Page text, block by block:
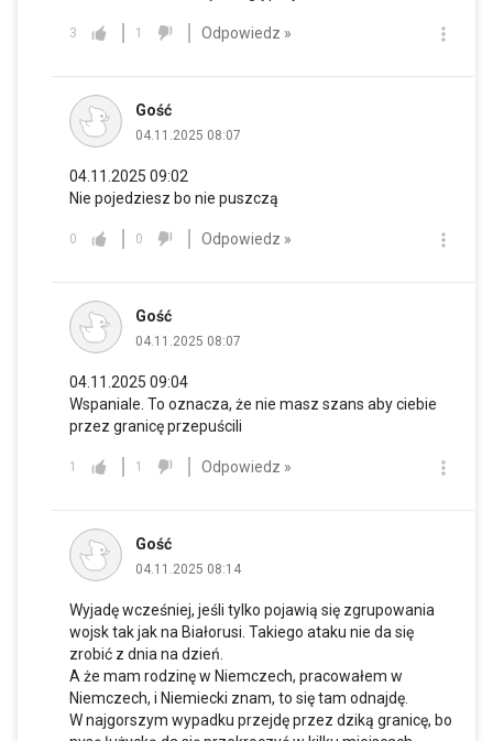
3 1 Odpowiedz »
Gość
04.11.2025 08:07
04.11.2025 09:02
Nie pojedziesz bo nie puszczą
0 0 Odpowiedz »
Gość
04.11.2025 08:07
04.11.2025 09:04
Wspaniale. To oznacza, że nie masz szans aby ciebie
przez granicę przepuścili
1 1 Odpowiedz »
Gość
04.11.2025 08:14
Wyjadę wcześniej, jeśli tylko pojawią się zgrupowania
wojsk tak jak na Białorusi. Takiego ataku nie da się
zrobić z dnia na dzień.
A że mam rodzinę w Niemczech, pracowałem w
Niemczech, i Niemiecki znam, to się tam odnajdę.
W najgorszym wypadku przejdę przez dziką granicę, bo